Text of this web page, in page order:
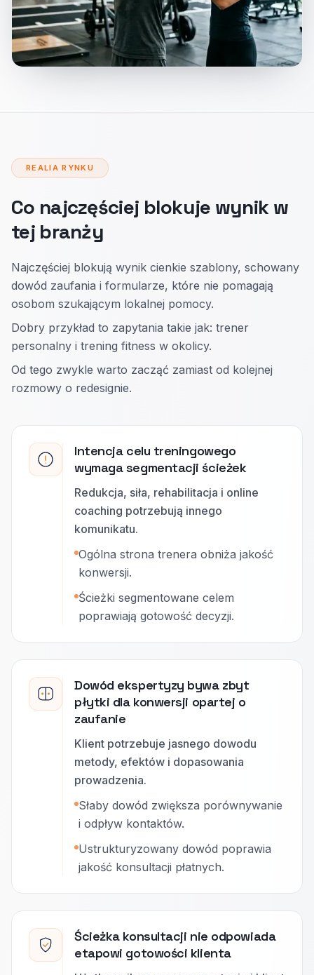
REALIA RYNKU
Co najczęściej blokuje wynik w
tej branży
Najczęściej blokują wynik cienkie szablony, schowany
dowód zaufania i formularze, które nie pomagają
osobom szukającym lokalnej pomocy.
Dobry przykład to zapytania takie jak: trener
personalny i trening fitness w okolicy.
Od tego zwykle warto zacząć zamiast od kolejnej
rozmowy o redesignie.
Intencja celu treningowego
wymaga segmentacji ścieżek
Redukcja, siła, rehabilitacja i online
coaching potrzebują innego
komunikatu.
Ogólna strona trenera obniża jakość
konwersji.
Ścieżki segmentowane celem
poprawiają gotowość decyzji.
Dowód ekspertyzy bywa zbyt
płytki dla konwersji opartej o
zaufanie
Klient potrzebuje jasnego dowodu
metody, efektów i dopasowania
prowadzenia.
Słaby dowód zwiększa porównywanie
i odpływ kontaktów.
Ustrukturyzowany dowód poprawia
jakość konsultacji płatnych.
Ścieżka konsultacji nie odpowiada
etapowi gotowości klienta